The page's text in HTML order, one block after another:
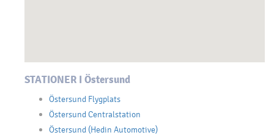
STATIONER I Östersund
Östersund Flygplats
Östersund Centralstation
Östersund (Hedin Automotive)